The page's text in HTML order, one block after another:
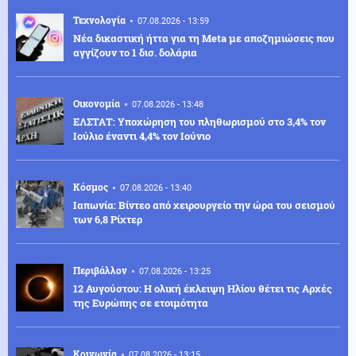
Τεχνολογία 07.08.2026 - 13:59
Νέα δικαστική ήττα για τη Meta με αποζημιώσεις που
αγγίζουν το 1 δισ. δολάρια
Οικονομία 07.08.2026 - 13:48
ΕΛΣΤΑΤ: Υποχώρηση του πληθωρισμού στο 3,4% τον
Ιούλιο έναντι 4,4% τον Ιούνιο
Κόσμος 07.08.2026 - 13:40
Ιαπωνία: Βίντεο από χειρουργείο την ώρα του σεισμού
των 6,8 Ρίχτερ
Περιβάλλον 07.08.2026 - 13:25
12 Αυγούστου: Η ολική έκλειψη Ηλίου θέτει τις Αρχές
της Ευρώπης σε ετοιμότητα